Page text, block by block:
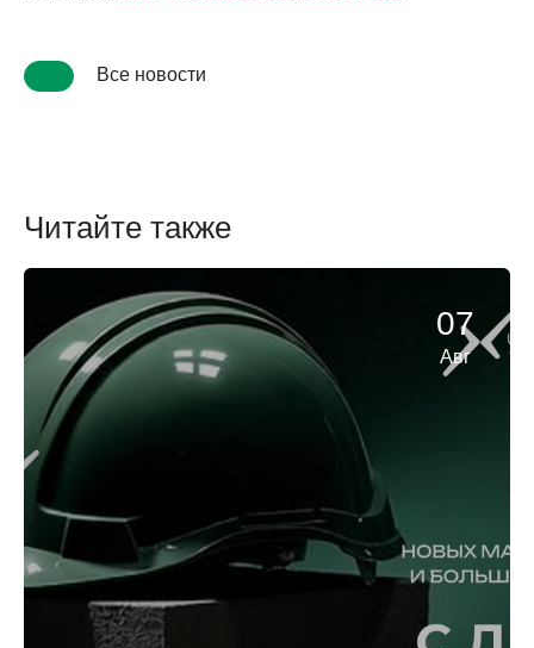
Все новости
Читайте также
07
Авг